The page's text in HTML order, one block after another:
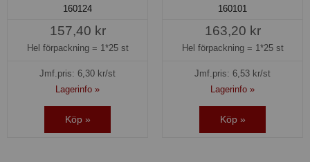
160124
157,40 kr
Hel förpackning = 1*25 st
Jmf.pris: 6,30 kr/st
Lagerinfo »
Köp »
160101
163,20 kr
Hel förpackning = 1*25 st
Jmf.pris: 6,53 kr/st
Lagerinfo »
Köp »